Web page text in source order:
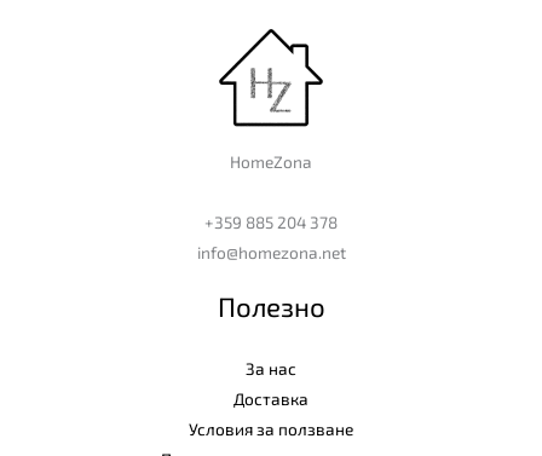
HomeZona
+359 885 204 378
info@homezona.net
Полезно
За нас
Доставка
Условия за ползване